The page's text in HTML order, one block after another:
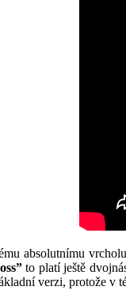
absolutnímu
to platí ještě
verzi, protože v